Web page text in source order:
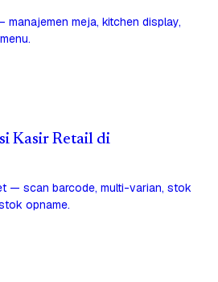
meja, kitchen display,
Kasir Retail di
— scan barcode, multi-varian, stok
opname.